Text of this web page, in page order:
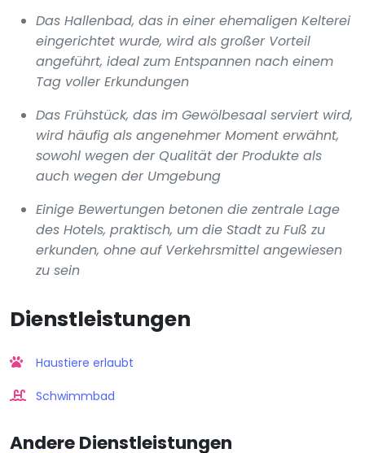
Das Hallenbad, das in einer ehemaligen Kelterei
eingerichtet wurde, wird als großer Vorteil
angeführt, ideal zum Entspannen nach einem
Tag voller Erkundungen
Das Frühstück, das im Gewölbesaal serviert wird,
wird häufig als angenehmer Moment erwähnt,
sowohl wegen der Qualität der Produkte als
auch wegen der Umgebung
Einige Bewertungen betonen die zentrale Lage
des Hotels, praktisch, um die Stadt zu Fuß zu
erkunden, ohne auf Verkehrsmittel angewiesen
zu sein
Dienstleistungen
Haustiere erlaubt
Schwimmbad
Andere Dienstleistungen